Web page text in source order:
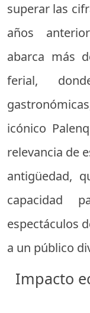
superar las
años
abarca más
ferial,
icónico
relevancia de
antigüedad,
capacidad
espectáculos
a un público
Impacto